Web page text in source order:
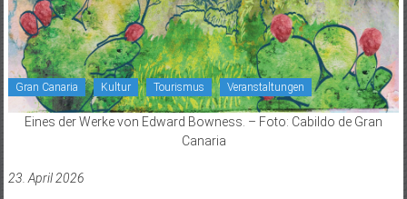
Gran Canaria Kultur Tourismus Veranstaltungen
Eines der Werke von Edward Bowness. – Foto: Cabildo de Gran
Canaria
23. April 2026